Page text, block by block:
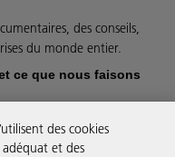
des conseils,
du monde entier.
ce que nous faisons
des cookies
et des